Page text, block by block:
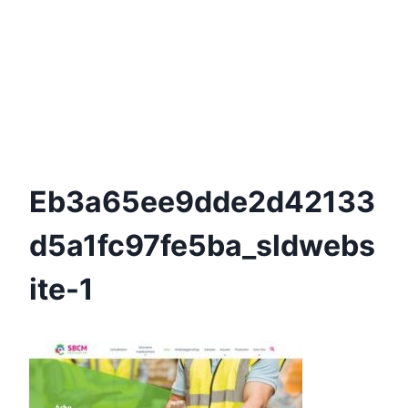
Eb3a65ee9dde2d42133
D5a1fc97fe5ba_sldwebs
Ite-1